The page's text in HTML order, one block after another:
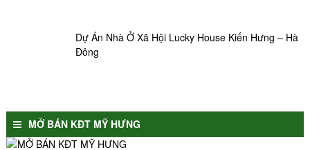
Dự Án Nhà Ở Xã Hội Lucky House Kiến Hưng – Hà
Đông
MỞ BÁN KĐT MỸ HƯNG